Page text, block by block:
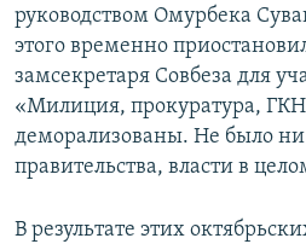
руководством Омурбека
этого временно
замсекретаря Совбеза для
«Милиция, прокуратура,
деморализованы. Не было
правительства, власти в
В результате этих